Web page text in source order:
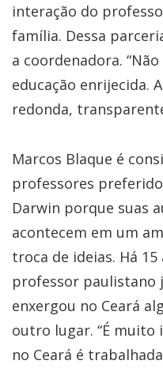
interação do
família. Dessa
a coordenadora.
educação enrijecida.
redonda,
Marcos Blaque é
professores
Darwin porque suas
acontecem em um
troca de ideias. Há
professor paulistano
enxergou no Ceará
outro lugar. “É muito
no Ceará é